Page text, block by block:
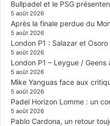
Bullpadel et le PSG
5 août 2026
Après la finale perdue du
5 août 2026
London P1 : Salazar et
5 août 2026
London P1 – Leygue /
5 août 2026
Mike Yanguas face aux
5 août 2026
Padel Horizon Lomme : un
5 août 2026
Pablo Cardona, un retour